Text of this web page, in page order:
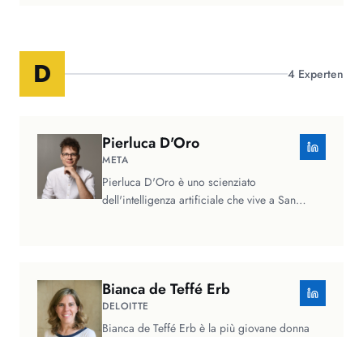
D 4 Experten
Pierluca D'Oro
META
Pierluca D'Oro è uno scienziato
dell'intelligenza artificiale che vive a San
Biancade Teffé Erb
DELOITTE
Bianca de Teffé Erb è la più giovane donna